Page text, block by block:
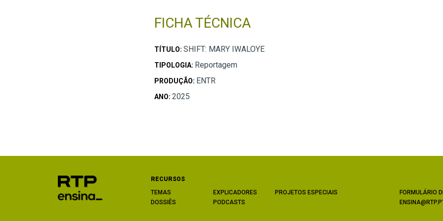
FICHA TÉCNICA
TÍTULO: SHIFT: MARY IWALOYE
TIPOLOGIA: Reportagem
PRODUÇÃO: ENTR
ANO: 2025
RECURSOS
TEMAS
DOSSIÊS
EXPLICADORES
PODCASTS
PROJETOS ESPECIAIS
FORMULÁRIO